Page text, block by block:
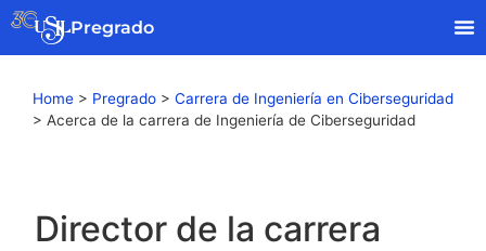
Pregrado
Home > Pregrado > Carrera de Ingeniería en Ciberseguridad
> Acerca de la carrera de Ingeniería de Ciberseguridad
Director de la carrera